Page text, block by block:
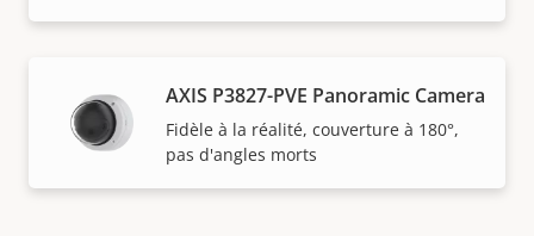
AXIS P3827-PVE Panoramic Camera
Fidèle à la réalité, couverture à 180°,
pas d'angles morts